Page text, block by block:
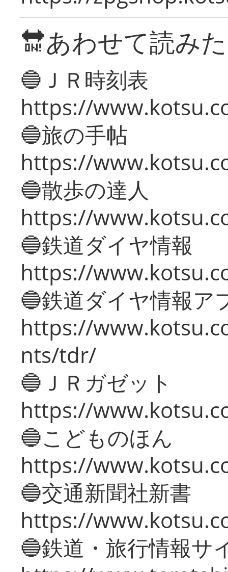
🔛あわせて読み
🔵ＪＲ時刻表
https://
🔵旅の手帖
https://
🔵散歩の達人
https://
🔵鉄道ダイヤ情報
https://
🔵鉄道ダイヤ情報ア
https://
nts/tdr/
🔵ＪＲガゼット
https://
🔵こどものほん
https://
🔵交通新聞社新書
https://
🔵鉄道・旅行情報サ